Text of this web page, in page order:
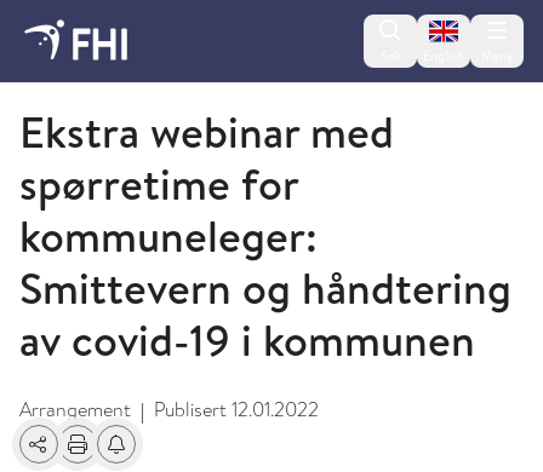
Change
Koronavirus - arkiverte arrangementer
Ekstra webinar med
spørretime for
kommuneleger:
Smittevern og håndtering
av covid-19 i kommunen
Arrangement | Publisert12.01.2022
Del Skriv utFå varsel om endringer